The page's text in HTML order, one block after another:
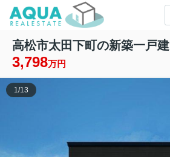
高松市太田下町の新築一戸建
3,798万円
1/13